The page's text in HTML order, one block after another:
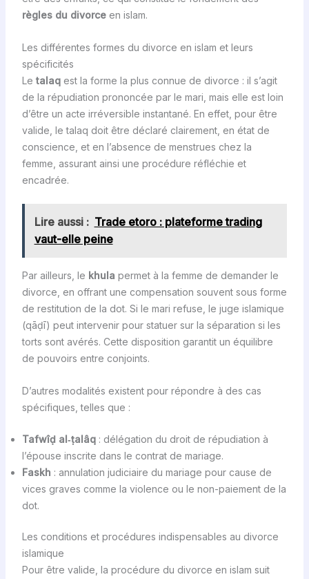
règles du divorceen islam.
Les différentes formes du divorce en islam et leurs
spécificités
Le talaqest la forme la plus connue de divorce : il s’agit
de la répudiation prononcée par le mari, mais elle est loin
d’être un acte irréversible instantané. En effet, pour être
valide, le talaq doit être déclaré clairement, en état de
conscience, et en l’absence de menstrues chez la
femme, assurant ainsi une procédure réfléchie et
encadrée.
Lire aussi : Trade etoro : plateforme trading
vaut-elle peine
Par ailleurs, le khula permet à la femme de demander le
divorce, en offrant une compensation souvent sous forme
de restitution de la dot. Si le mari refuse, le juge islamique
(qāḍī) peut intervenir pour statuer sur la séparation si les
torts sont avérés. Cette disposition garantit un équilibre
de pouvoirs entre conjoints.
D’autres modalités existent pour répondre à des cas
spécifiques, telles que :
Tafwîḍ al‑ṭalâq: délégation du droit de répudiation à
l’épouse inscrite dans le contrat de mariage.
Faskh : annulation judiciaire du mariage pour cause de
vices graves comme la violence ou le non-paiement de la
dot.
Les conditions et procédures indispensables au divorce
islamique
Pour être valide, la procédure du divorce en islam suit